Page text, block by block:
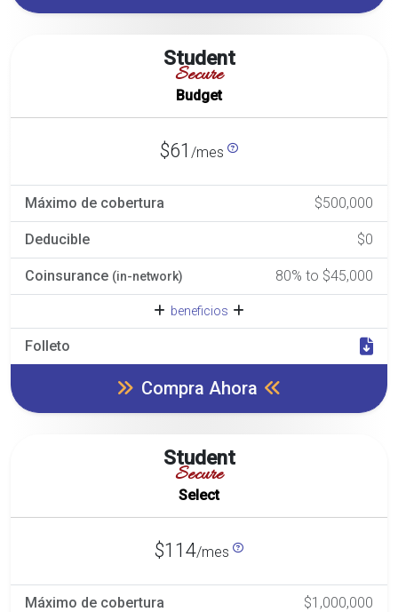
Student
Secure
Budget
$61 /mes
Máximo de cobertura $500,000
Deducible $0
Coinsurance (in-network) 80% to $45,000
beneficios
Folleto
Compra Ahora
Student
Secure
Select
$114/mes
Máximo de cobertura $1,000,000